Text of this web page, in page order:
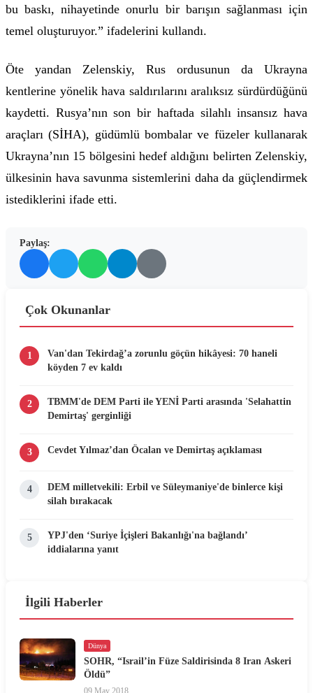
bu baskı, nihayetinde onurlu bir barışın sağlanması için
temel oluşturuyor.” ifadelerini kullandı.
Öte yandan Zelenskiy, Rus ordusunun da Ukrayna
kentlerine yönelik hava saldırılarını aralıksız sürdürdüğünü
kaydetti. Rusya’nın son bir haftada silahlı insansız hava
araçları (SİHA), güdümlü bombalar ve füzeler kullanarak
Ukrayna’nın 15 bölgesini hedef aldığını belirten Zelenskiy,
ülkesinin hava savunma sistemlerini daha da güçlendirmek
istediklerini ifade etti.
Paylaş:
Çok Okunanlar
1
Van'dan Tekirdağ’a zorunlu göçün hikâyesi: 70 haneli
köyden 7 ev kaldı
2
TBMM'de DEM Parti ile YENİ Parti arasında 'Selahattin
Demirtaş' gerginliği
3 Cevdet Yılmaz’dan Öcalan ve Demirtaş açıklaması
4
DEM milletvekili: Erbil ve Süleymaniye'de binlerce kişi
silah bırakacak
5
YPJ'den ‘Suriye İçişleri Bakanlığı'na bağlandı’
iddialarına yanıt
İlgili Haberler
Dünya
SOHR, “Israil’in Füze Saldirisinda 8 Iran Askeri
Öldü”